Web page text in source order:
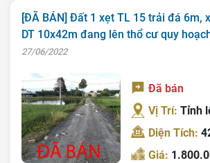
[ĐÃ BÁN] Đất 1 xẹt TL 15 trải đá 6m,
DT 10x42m đang lên thổ cư quy
27/06/2022
Đã bán
Vị Trí:Tỉnh
Diện Tích:
Giá: